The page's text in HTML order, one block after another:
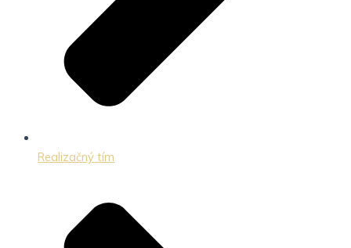
Realizačný tím